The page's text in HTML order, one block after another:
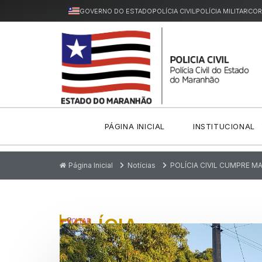
GOVERNO DO ESTADOPOLÍCIA CIVILPOLÍCIA MILITAR
PÁGINA INICIAL INSTITUCIONAL
Página Inicial Notícias POLÍCIA CIVIL CUMPRE
P
u
bl
ic
POLÍCIA
CIVIL
VOLTAR